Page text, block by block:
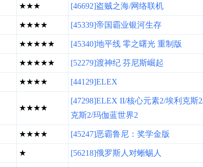
★★★ [46692]盗贼之海/网络联机
★★★★ [45339]帝国霸业银河生存
★★★★★ [45340]地平线 零之曙光 重制版
★★★★★ [52279]渡神纪 芬尼斯崛起
★★★★ [44129]ELEX
★★★★
[47298]ELEX II/核心元素2/埃利克斯
克斯2/玛伽蓝世界2
★★★★ [45247]恶霸鲁尼：奖学金版
★ [56218]俄罗斯人对蜥蜴人